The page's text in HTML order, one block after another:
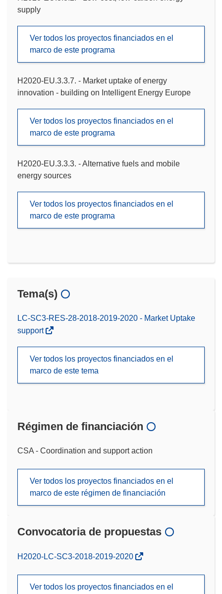
supply
Ver todos los proyectos financiados en el
marco de este programa
H2020-EU.3.3.7. - Market uptake of energy
innovation - building on Intelligent Energy Europe
Ver todos los proyectos financiados en el
marco de este programa
H2020-EU.3.3.3. - Alternative fuels and mobile
energy sources
Ver todos los proyectos financiados en el
marco de este programa
Tema(s)
LC-SC3-RES-28-2018-2019-2020 - Market Uptake
support
Ver todos los proyectos financiados en el
marco de este tema
Régimen de financiación
CSA - Coordination and support action
Ver todos los proyectos financiados en el
marco de este régimen de financiación
Convocatoria de propuestas
(se
H2020-LC-SC3-2018-2019-2020
Ver todos los proyectos financiados en el